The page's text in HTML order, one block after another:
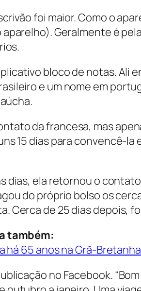
foi maior. Como o
Geralmente é
bloco de notas. Ali
e um nome em
da francesa, mas
15 dias para convencê-
ela retornou o
do próprio bolso os
Cerca de 25 dias depois,
também:
65 anos na Grã-Bretanha
no Facebook.